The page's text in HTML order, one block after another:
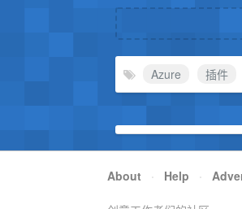
Azure 插件
About · Help ·